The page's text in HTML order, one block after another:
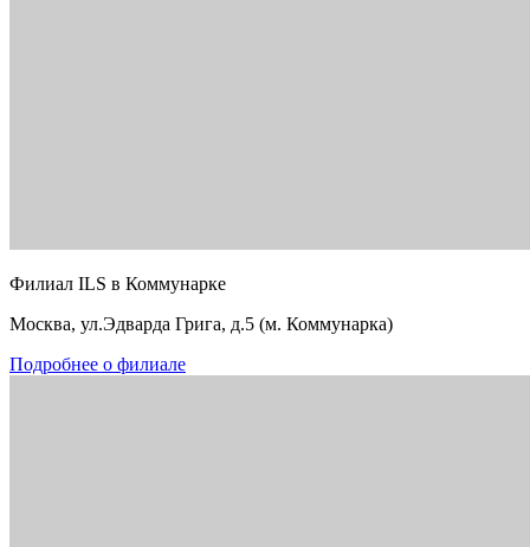
Филиал ILS в Коммунарке
Москва, ул.Эдварда Грига, д.5 (м. Коммунарка)
Подробнее о филиале